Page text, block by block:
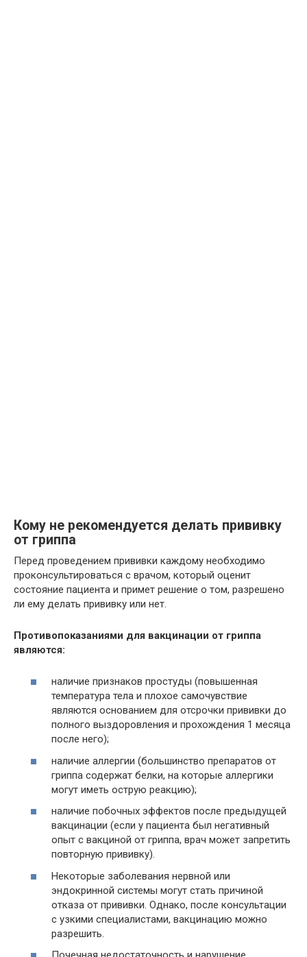
Кому не рекомендуется делать прививку
от гриппа
Перед проведением прививки каждому необходимо
проконсультироваться с врачом, который оценит
состояние пациента и примет решение о том, разрешено
ли ему делать прививку или нет.
Противопоказаниями для вакцинации от гриппа
являются:
наличие признаков простуды (повышенная
температура тела и плохое самочувствие
являются основанием для отсрочки прививки до
полного выздоровления и прохождения 1 месяца
после него);
наличие аллергии (большинство препаратов от
гриппа содержат белки, на которые аллергики
могут иметь острую реакцию);
наличие побочных эффектов после предыдущей
вакцинации (если у пациента был негативный
опыт с вакциной от гриппа, врач может запретить
повторную прививку).
Некоторые заболевания нервной или
эндокринной системы могут стать причиной
отказа от прививки. Однако, после консультации
с узкими специалистами, вакцинацию можно
разрешить.